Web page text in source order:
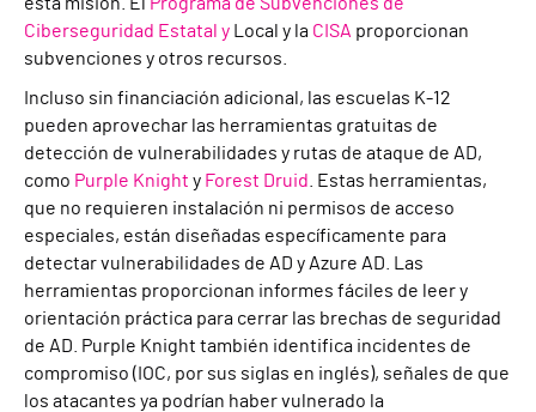
Ciberseguridad Estatal y Local y la CISA proporcionan
subvenciones y otros recursos.
Incluso sin financiación adicional, las escuelas K-12
pueden aprovechar las herramientas gratuitas de
detección de vulnerabilidades y rutas de ataque de AD,
como Purple Knight y Forest Druid
. Estas herramientas,
que no requieren instalación ni permisos de acceso
especiales, están diseñadas específicamente para
detectar vulnerabilidades de AD y Azure AD. Las
herramientas proporcionan informes fáciles de leer y
orientación práctica para cerrar las brechas de seguridad
de AD. Purple Knight también identifica incidentes de
compromiso (IOC, por sus siglas en inglés), señales de que
los atacantes ya podrían haber vulnerado la